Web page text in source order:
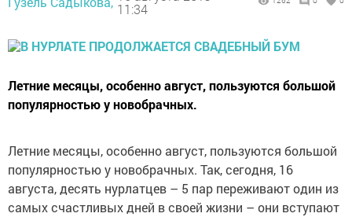
11:34
Летние месяцы, особенно август, пользуются большой
популярностью у новобрачных.
Летние месяцы, особенно август, пользуются большой
популярностью у новобрачных. Так, сегодня, 16
августа, десять нурлатцев – 5 пар переживают один из
самых счастливых дней в своей жизни – они вступают